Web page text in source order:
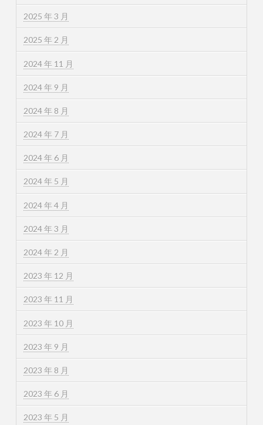
2025 年 3 月
2025 年 2 月
2024 年 11 月
2024 年 9 月
2024 年 8 月
2024 年 7 月
2024 年 6 月
2024 年 5 月
2024 年 4 月
2024 年 3 月
2024 年 2 月
2023 年 12 月
2023 年 11 月
2023 年 10 月
2023 年 9 月
2023 年 8 月
2023 年 6 月
2023 年 5 月